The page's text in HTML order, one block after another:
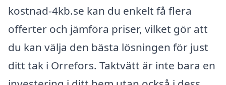
kostnad-4kb.se kan du enkelt få flera
offerter och jämföra priser, vilket gör att
du kan välja den bästa lösningen för just
ditt tak i Orrefors. Taktvätt är inte bara en